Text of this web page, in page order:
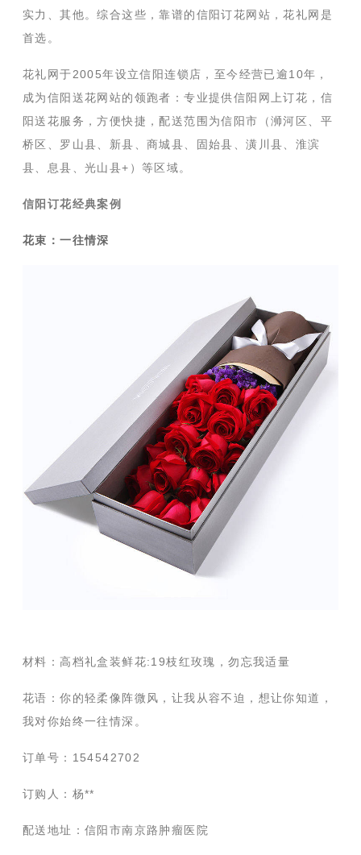
实力、其他。综合这些，靠谱的信阳订花网站，花礼网是
首选。
花礼网于2005年设立信阳连锁店，至今经营已逾10年，
成为信阳送花网站的领跑者：专业提供信阳网上订花，信
阳送花服务，方便快捷，配送范围为信阳市（浉河区、平
桥区、罗山县、新县、商城县、固始县、潢川县、淮滨
县、息县、光山县+）等区域。
信阳订花经典案例
花束：一往情深
材料：高档礼盒装鲜花:19枝红玫瑰，勿忘我适量
花语：你的轻柔像阵微风，让我从容不迫，想让你知道，
我对你始终一往情深。
订单号：154542702
订购人：杨**
配送地址：信阳市南京路肿瘤医院